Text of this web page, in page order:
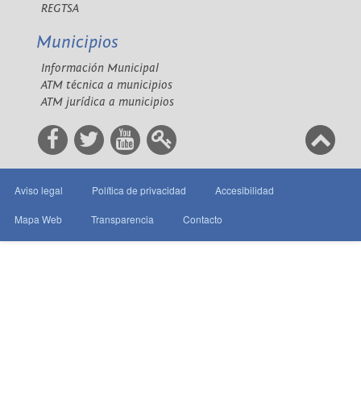
REGTSA
Municipios
Información Municipal
ATM técnica a municipios
ATM jurídica a municipios
Aviso legal Política de privacidad Accesibilidad
Mapa Web Transparencia Contacto